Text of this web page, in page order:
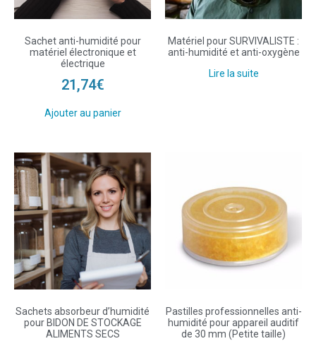
Sachet anti-humidité pour
matériel électronique et
électrique
21,74€
Ajouter au panier
Matériel pour SURVIVALISTE :
anti-humidité et anti-oxygène
Lire la suite
Sachets absorbeur d’humidité
pour BIDON DE STOCKAGE
ALIMENTS SECS
Pastilles professionnelles anti-
humidité pour appareil auditif
de 30 mm (Petite taille)